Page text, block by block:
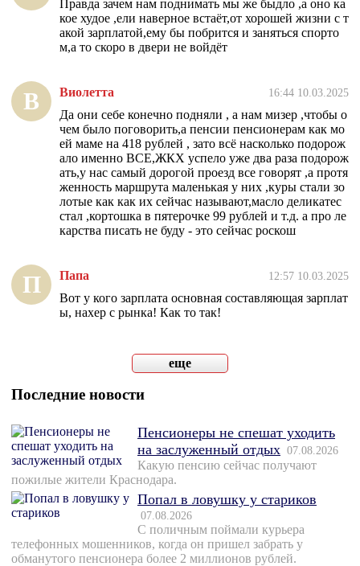
Правда зачем нам поднимать мы же быдло ,а оно ка
кое худое ,ели наверное встаёт,от хорошей жизни с т
акой зарплатой,ему бы побрится и заняться спорто
м,а то скоро в двери не войдёт
В Виолетта 16:44 10.03.2025
Да они себе конечно подняли , а нам мизер ,чтобы о
чем было поговорить,а пенсии пенсионерам как мо
ей маме на 418 рублей , зато всё насколько подорож
ало именно ВСЕ,ЖКХ успело уже два раза подорож
ать,у нас самый дорогой проезд все говорят ,а протя
женность маршрута маленькая у них ,куры стали зо
лотые как как их сейчас называют,масло деликатес
стал ,кортошка в пятерочке 99 рублей и т.д. а про ле
карства писать не буду - это сейчас роскош
П Папа 12:57 10.03.2025
Вот у кого зарплата основная составляющая зарплат
ы, нахер с рынка! Как то так!
еще
Последние новости
Пенсионеры не спешат уходить
на заслуженный отдых 07.08.2026
Какую пенсию сейчас получают
пожилые жители Краснодара.
Попал в ловушку у стариков
07.08.2026
С поличным поймали курьера
телефонных мошенников, когда он пришел забрать у
обманутого пенсионера более 2 миллионов рублей.